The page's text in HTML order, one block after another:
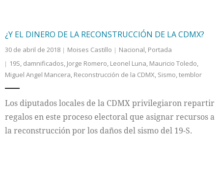
¿Y EL DINERO DE LA RECONSTRUCCIÓN DE LA CDMX?
30 de abril de 2018 Moises Castillo Nacional, Portada
19S, damnificados, Jorge Romero, Leonel Luna, Mauricio Toledo,
Miguel Angel Mancera, Reconstrucción de la CDMX, Sismo,temblor
Los diputados locales de la CDMX privilegiaron repartir
regalos en este proceso electoral que asignar recursos a
la reconstrucción por los daños del sismo del 19-S.